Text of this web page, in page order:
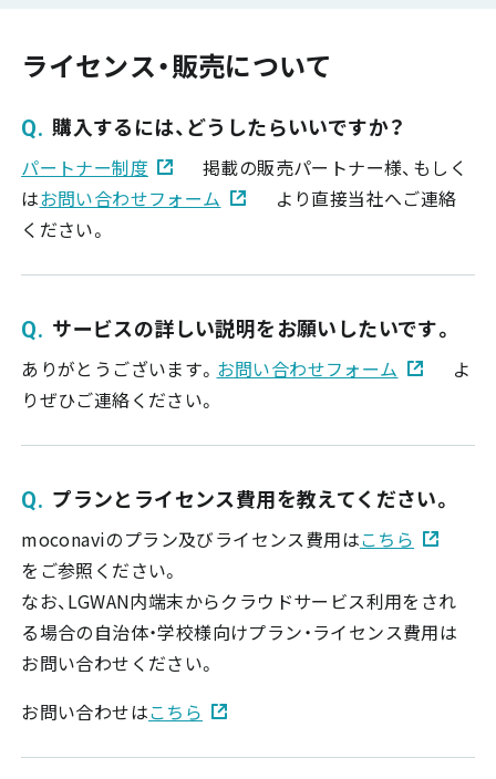
ライセンス・販売について
購入するには、どうしたらいいですか？
パートナー制度
掲載の販売パートナー様、もしく
はお問い合わせフォーム
より直接当社へご連絡
ください。
サービスの詳しい説明をお願いしたいです。
ありがとうございます。 お問い合わせフォーム
よ
りぜひご連絡ください。
プランとライセンス費用を教えてください。
moconaviのプラン及びライセンス費用はこちら
をご参照ください。
なお、LGWAN内端末からクラウドサービス利用をされ
る場合の自治体・学校様向けプラン・ライセンス費用は
お問い合わせください。
お問い合わせはこちら